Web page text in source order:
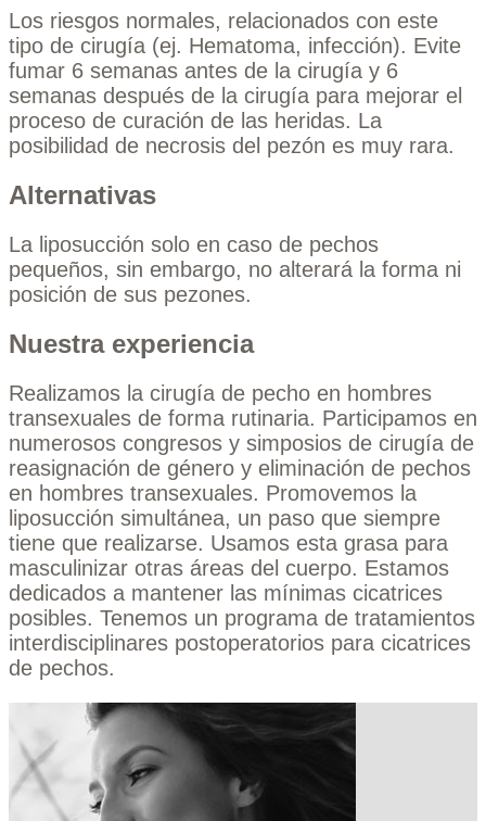
Los riesgos normales, relacionados con este
tipo de cirugía (ej. Hematoma, infección). Evite
fumar 6 semanas antes de la cirugía y 6
semanas después de la cirugía para mejorar el
proceso de curación de las heridas. La
posibilidad de necrosis del pezón es muy rara.
Alternativas
La liposucción solo en caso de pechos
pequeños, sin embargo, no alterará la forma ni
posición de sus pezones.
Nuestra experiencia
Realizamos la cirugía de pecho en hombres
transexuales de forma rutinaria. Participamos en
numerosos congresos y simposios de cirugía de
reasignación de género y eliminación de pechos
en hombres transexuales. Promovemos la
liposucción simultánea, un paso que siempre
tiene que realizarse. Usamos esta grasa para
masculinizar otras áreas del cuerpo. Estamos
dedicados a mantener las mínimas cicatrices
posibles. Tenemos un programa de tratamientos
interdisciplinares postoperatorios para cicatrices
de pechos.